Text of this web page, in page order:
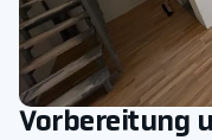
Vorbereitung